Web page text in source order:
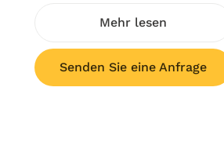
Mehr lesen
Senden Sie eine Anfrage